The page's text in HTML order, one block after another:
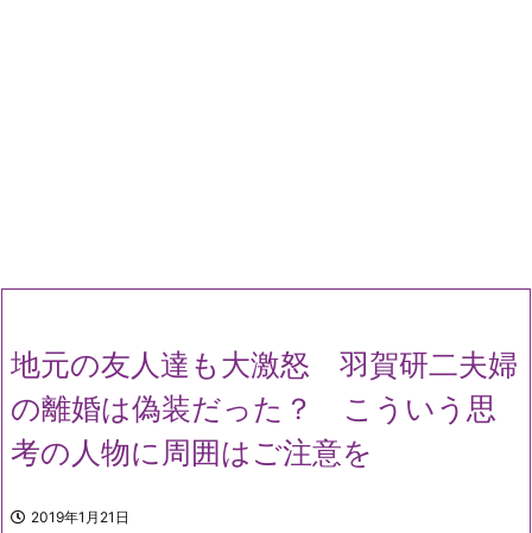
地元の友人達も大激怒 羽賀研二夫婦
の離婚は偽装だった？ こういう思
考の人物に周囲はご注意を
2019年1月21日